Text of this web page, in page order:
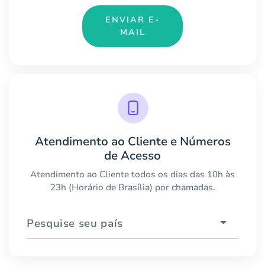
ENVIAR E-
MAIL
Atendimento ao Cliente e Números
de Acesso
Atendimento ao Cliente todos os dias das 10h às
23h (Horário de Brasília) por chamadas.
Pesquise seu país